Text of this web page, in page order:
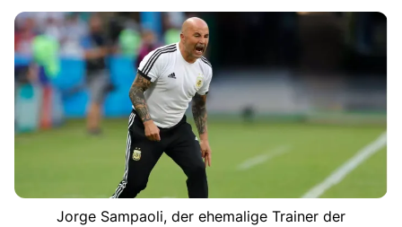
Jorge Sampaoli, der ehemalige Trainer der